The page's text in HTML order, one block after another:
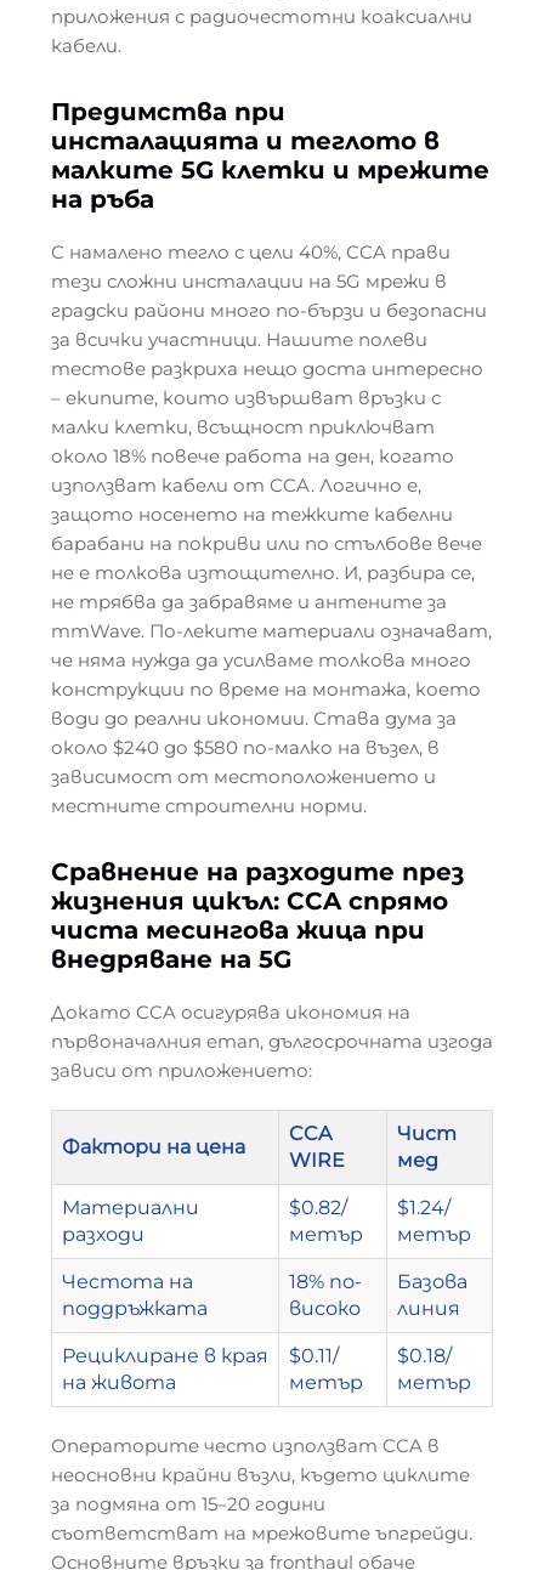
приложения с радиочестотни коаксиални
кабели.
Предимства при
инсталацията и теглото в
малките 5G клетки и мрежите
на ръба
С намалено тегло с цели 40%, CCA прави
тези сложни инсталации на 5G мрежи в
градски райони много по-бързи и безопасни
за всички участници. Нашите полеви
тестове разкриха нещо доста интересно
– екипите, които извършват връзки с
малки клетки, всъщност приключват
около 18% повече работа на ден, когато
използват кабели от CCA. Логично е,
защото носенето на тежките кабелни
барабани на покриви или по стълбове вече
не е толкова изтощително. И, разбира се,
не трябва да забравяме и антените за
mmWave. По-леките материали означават,
че няма нужда да усилваме толкова много
конструкции по време на монтажа, което
води до реални икономии. Става дума за
около $240 до $580 по-малко на възел, в
зависимост от местоположението и
местните строителни норми.
Сравнение на разходите през
жизнения цикъл: CCA спрямо
чиста месингова жица при
внедряване на 5G
Докато CCA осигурява икономия на
първоначалния етап, дългосрочната изгода
зависи от приложението:
Фактори на цена
CCA
WIRE
Чист
мед
Материални
разходи
$0.82/
метър
$1.24/
метър
Честота на
поддръжката
18% по-
високо
Базова
линия
Рециклиране в края
на живота
$0.11/
метър
$0.18/
метър
Операторите често използват CCA в
неосновни крайни възли, където циклите
за подмяна от 15–20 години
съответстват на мрежовите ъпгрейди.
Основните връзки за fronthaul обаче